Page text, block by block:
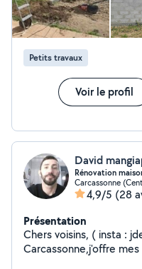
Petits travaux
Voir le profil
David
Rénovation
Carcassonne
4,9/5 (28
Présentation
Chers voisins, ( insta : jdeco11 )
Carcassonne,j'offre